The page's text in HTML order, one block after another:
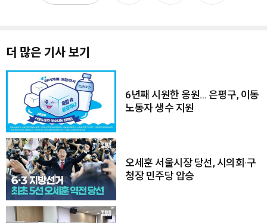
더 많은 기사 보기
6년째 시원한 응원… 은평구, 이동
노동자 생수 지원
오세훈 서울시장 당선, 시의회·구
청장 민주당 압승